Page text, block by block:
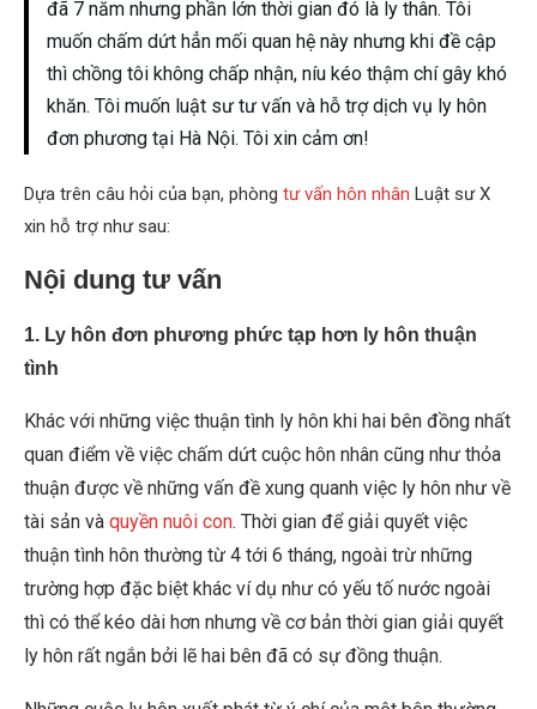
đã 7 năm nhưng phần lớn thời gian đó là ly thân. Tôi
muốn chấm dứt hẳn mối quan hệ này nhưng khi đề cập
thì chồng tôi không chấp nhận, níu kéo thậm chí gây khó
khăn. Tôi muốn luật sư tư vấn và hỗ trợ dịch vụ ly hôn
đơn phương tại Hà Nội. Tôi xin cảm ơn!
Dựa trên câu hỏi của bạn, phòng tư vấn hôn nhân Luật sư X
xin hỗ trợ như sau:
Nội dung tư vấn
1. Ly hôn đơn phương phức tạp hơn ly hôn thuận
tình
Khác với những việc thuận tình ly hôn khi hai bên đồng nhất
quan điểm về việc chấm dứt cuộc hôn nhân cũng như thỏa
thuận được về những vấn đề xung quanh việc ly hôn như về
tài sản và quyền nuôi con. Thời gian để giải quyết việc
thuận tình hôn thường từ 4 tới 6 tháng, ngoài trừ những
trường hợp đặc biệt khác ví dụ như có yếu tố nước ngoài
thì có thể kéo dài hơn nhưng về cơ bản thời gian giải quyết
ly hôn rất ngắn bởi lẽ hai bên đã có sự đồng thuận.